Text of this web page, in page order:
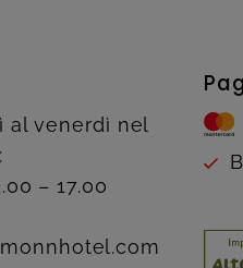
al venerdì nel
– 17.00